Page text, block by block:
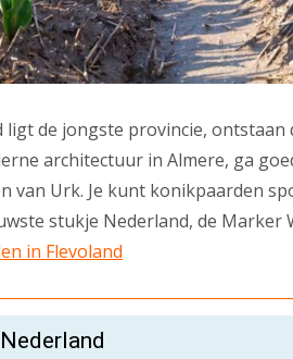
de jongste provincie, ontstaan
architectuur in Almere, ga
van Urk. Je kunt konikpaarden
stukje Nederland, de Marker
in Flevoland